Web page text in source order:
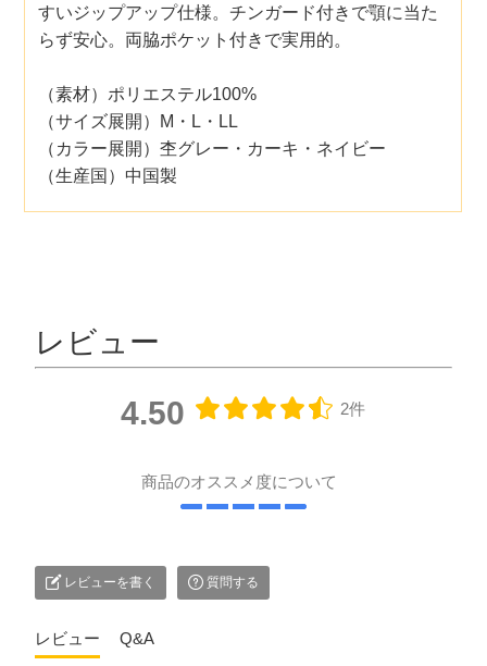
すいジップアップ仕様。チンガード付きで顎に当た
らず安心。両脇ポケット付きで実用的。
（素材）ポリエステル100%
（サイズ展開）M・L・LL
（カラー展開）杢グレー・カーキ・ネイビー
（生産国）中国製
レビュー
4.50 2件
商品のオススメ度について
レビューを書く 質問する
レビュー Q&A